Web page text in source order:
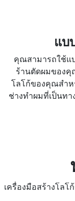
แบ
คุณสามารถใช้แ
ร้านตัดผมของ
โลโก้ของคุณสำห
ช่างทำผมที่เป็นท
เครื่องมือสร้างโลโ